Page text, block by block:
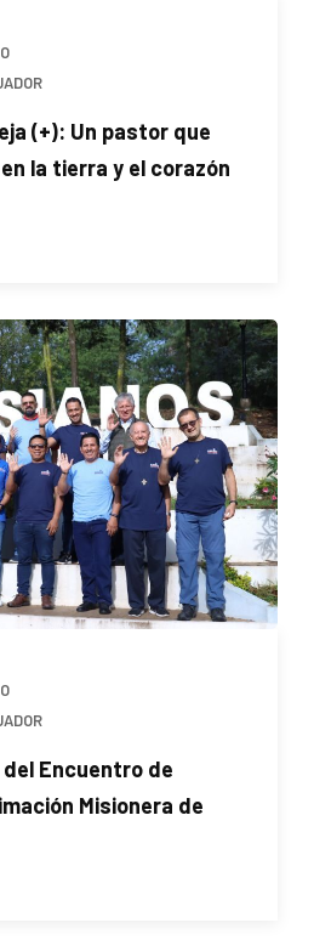
(+): Un pastor que
la tierra y el corazón
Encuentro de
Misionera de